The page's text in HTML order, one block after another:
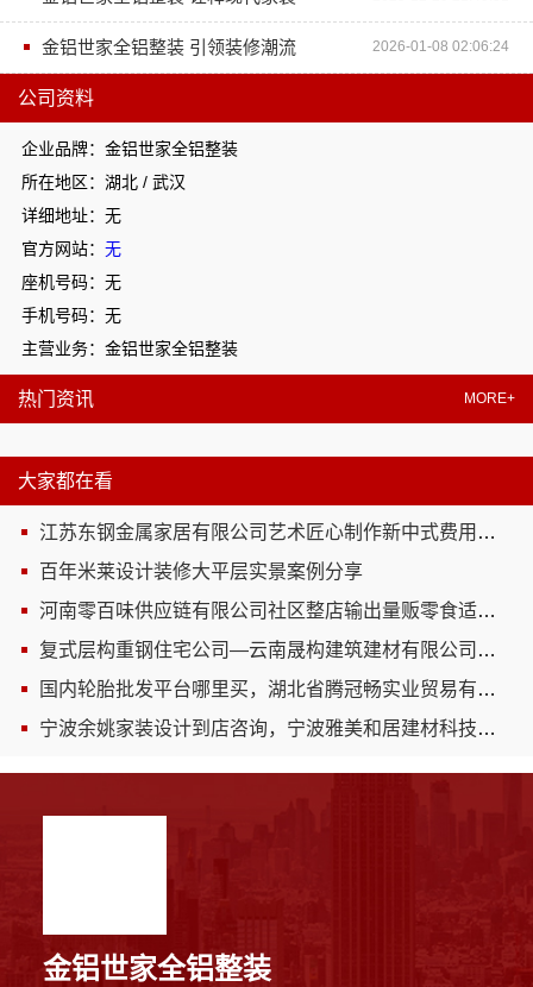
金铝世家全铝整装 引领装修潮流 2026-01-08 02:06:24
公司资料
企业品牌：金铝世家全铝整装
所在地区：湖北 / 武汉
详细地址：无
官方网站： 无
座机号码：无
手机号码：无
主营业务：金铝世家全铝整装
热门资讯 MORE+
大家都在看
江苏东钢金属家居有限公司艺术匠心制作新中式费用详解
百年米莱设计装修大平层实景案例分享
河南零百味供应链有限公司社区整店输出量贩零食适配全场景
复式层构重钢住宅公司—云南晟构建筑建材有限公司定制化服务
国内轮胎批发平台哪里买，湖北省腾冠畅实业贸易有限公司正品保障
宁波余姚家装设计到店咨询，宁波雅美和居建材科技有限公司
金铝世家全铝整装